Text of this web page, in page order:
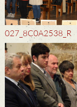
027_8C0A2538_R